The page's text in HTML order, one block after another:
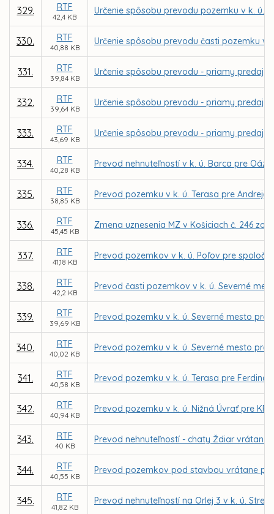
329. RTF
42,4 KB
Určenie spôsobu prevodu pozemku v k. ú.
330. RTF
40,88 KB
Určenie spôsobu prevodu časti pozemku v
331. RTF
39,84 KB
Určenie spôsobu prevodu - priamy predaj
332. RTF
39,64 KB
Určenie spôsobu prevodu - priamy predaj
333. RTF
43,69 KB
Určenie spôsobu prevodu - priamy predaj
334. RTF
40,28 KB
Prevod nehnuteľností v k. ú. Barca pre
335. RTF
38,85 KB
Prevod pozemku v k. ú. Terasa pre Andreja
336. RTF
45,45 KB
Zmena uznesenia MZ v Košiciach č. 246 zo
337. RTF
41,18 KB
Prevod pozemkov v k. ú. Poľov pre
338. RTF
42,2 KB
Prevod časti pozemkov v k. ú. Severné
339. RTF
39,69 KB
Prevod pozemku v k. ú. Severné mesto pre
340. RTF
40,02 KB
Prevod pozemku v k. ú. Severné mesto pre
341. RTF
40,58 KB
Prevod pozemku v k. ú. Terasa pre
342. RTF
40,94 KB
Prevod pozemku v k. ú. Nižná Úvrať pre
343. RTF
40 KB
Prevod nehnuteľností - chaty Ždiar
344. RTF
40,55 KB
Prevod pozemkov pod stavbou vrátane
345. RTF
41,82 KB
Prevod nehnuteľností na Orlej 3 v k. ú.